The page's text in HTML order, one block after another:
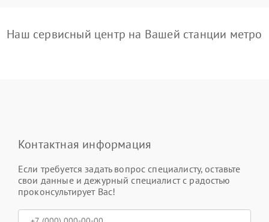
Наш сервисный центр на Вашей станции метро
Контактная информация
Если требуется задать вопрос специалисту, оставьте
свои данные и дежурный специалист с радостью
проконсультирует Вас!